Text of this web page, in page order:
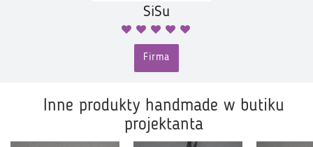
SiSu
Firma
Inne produkty handmade w butiku
projektanta